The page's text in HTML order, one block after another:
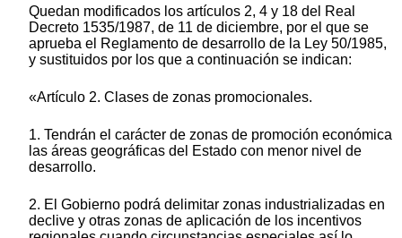
Quedan modificados los artículos 2, 4 y 18 del Real
Decreto 1535/1987, de 11 de diciembre, por el que se
aprueba el Reglamento de desarrollo de la Ley 50/1985,
y sustituidos por los que a continuación se indican:
«Artículo 2. Clases de zonas promocionales.
1. Tendrán el carácter de zonas de promoción económica
las áreas geográficas del Estado con menor nivel de
desarrollo.
2. El Gobierno podrá delimitar zonas industrializadas en
declive y otras zonas de aplicación de los incentivos